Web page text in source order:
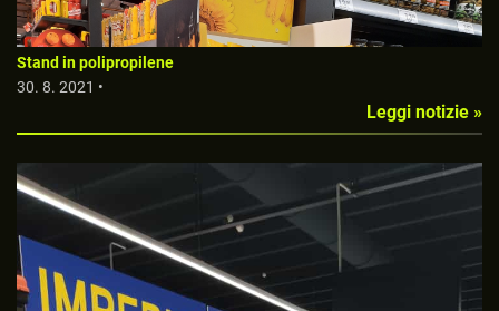
Stand in polipropilene
30. 8. 2021 •
Leggi notizie »